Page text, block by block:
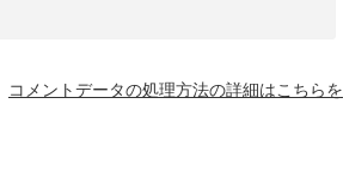
コメントデータの処理方法の詳細はこちらを